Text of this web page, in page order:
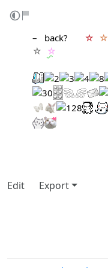
– ‎ ‎ back? ‎ ‎ ‎ ‎ ‎ ‎ ☆ ☆
☆ ☆
Edit
Export